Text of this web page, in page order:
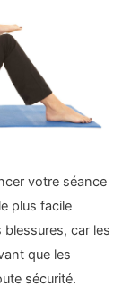
votre séance
plus facile
car les
que les
sécurité.